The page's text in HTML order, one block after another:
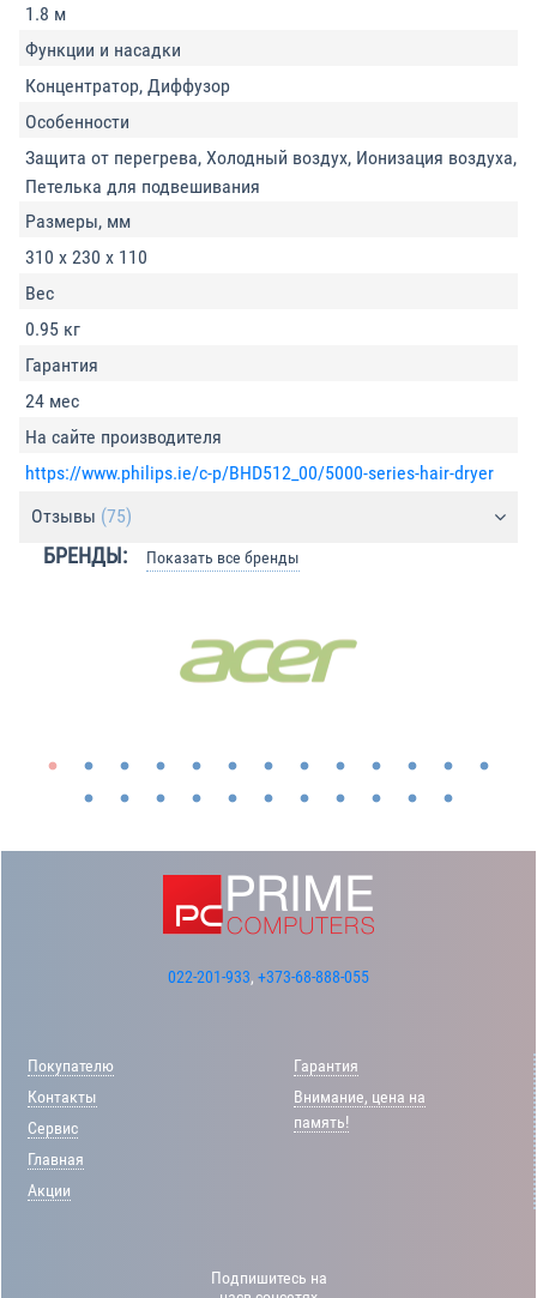
1.8 м
Функции и насадки
Концентратор, Диффузор
Особенности
Защита от перегрева, Холодный воздух, Ионизация воздуха,
Петелька для подвешивания
Размеры, мм
310 х 230 х 110
Вес
0.95 кг
Гарантия
24 мес
На сайте производителя
https://www.philips.ie/c-p/BHD512_00/5000-series-hair-dryer
Отзывы (75)
БРЕНДЫ: Показать все бренды
022-201-933, +373-68-888-055
Покупателю
Контакты
Сервис
Главная
Акции
Гарантия
Внимание, цена на
память!
Подпишитесь на